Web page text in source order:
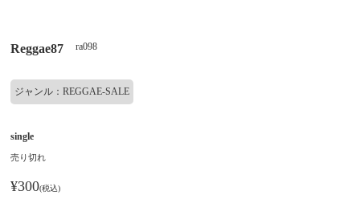
Reggae87 ra098
ジャンル：REGGAE-SALE
single
売り切れ
¥300(税込)